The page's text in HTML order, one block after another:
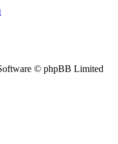
© phpBB Limited